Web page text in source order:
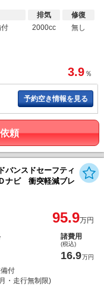
排気
2000cc
修復
無し
3.9 ％
予約空き情報を見る
頼
ンスドセーフティ
ビ 衝突軽減ブレ
95.9万円
諸費用
(税込)
16.9万円
付
・走行無制限)